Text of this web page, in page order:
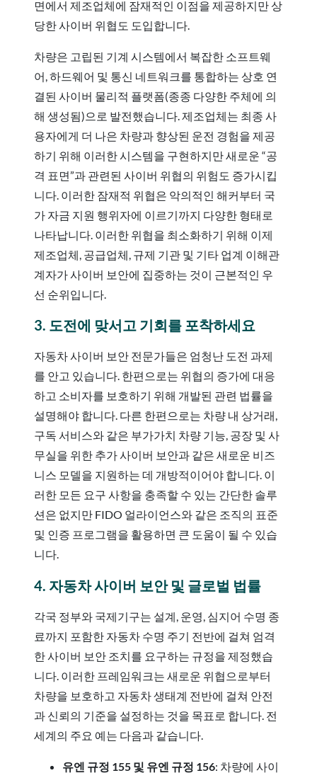
면에서 제조업체에 잠재적인 이점을 제공하지만 상
당한 사이버 위협도 도입합니다.
차량은 고립된 기계 시스템에서 복잡한 소프트웨
어, 하드웨어 및 통신 네트워크를 통합하는 상호 연
결된 사이버 물리적 플랫폼(종종 다양한 주체에 의
해 생성됨)으로 발전했습니다. 제조업체는 최종 사
용자에게 더 나은 차량과 향상된 운전 경험을 제공
하기 위해 이러한 시스템을 구현하지만 새로운 “공
격 표면”과 관련된 사이버 위협의 위험도 증가시킵
니다. 이러한 잠재적 위협은 악의적인 해커부터 국
가 자금 지원 행위자에 이르기까지 다양한 형태로
나타납니다. 이러한 위협을 최소화하기 위해 이제
제조업체, 공급업체, 규제 기관 및 기타 업계 이해관
계자가 사이버 보안에 집중하는 것이 근본적인 우
선 순위입니다.
3. 도전에 맞서고 기회를 포착하세요
자동차 사이버 보안 전문가들은 엄청난 도전 과제
를 안고 있습니다. 한편으로는 위협의 증가에 대응
하고 소비자를 보호하기 위해 개발된 관련 법률을
설명해야 합니다. 다른 한편으로는 차량 내 상거래,
구독 서비스와 같은 부가가치 차량 기능, 공장 및 사
무실을 위한 추가 사이버 보안과 같은 새로운 비즈
니스 모델을 지원하는 데 개방적이어야 합니다. 이
러한 모든 요구 사항을 충족할 수 있는 간단한 솔루
션은 없지만 FIDO 얼라이언스와 같은 조직의 표준
및 인증 프로그램을 활용하면 큰 도움이 될 수 있습
니다.
4. 자동차 사이버 보안 및 글로벌 법률
각국 정부와 국제기구는 설계, 운영, 심지어 수명 종
료까지 포함한 자동차 수명 주기 전반에 걸쳐 엄격
한 사이버 보안 조치를 요구하는 규정을 제정했습
니다. 이러한 프레임워크는 새로운 위협으로부터
차량을 보호하고 자동차 생태계 전반에 걸쳐 안전
과 신뢰의 기준을 설정하는 것을 목표로 합니다. 전
세계의 주요 예는 다음과 같습니다.
유엔 규정 155 및 유엔 규정 156: 차량에 사이